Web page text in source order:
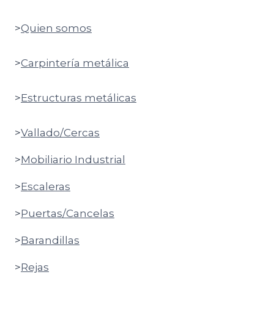
>Quien somos
>Carpintería metálica
>Estructuras metálicas
>Vallado/Cercas
>Mobiliario Industrial
>Escaleras
>Puertas/Cancelas
>Barandillas
>Rejas